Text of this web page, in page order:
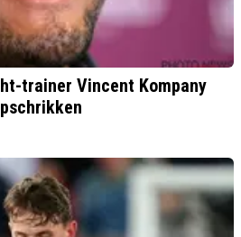
trainer Vincent Kompany